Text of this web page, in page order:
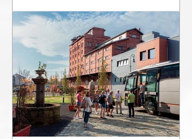
Atmosphäre und einen starken Rahmen.
Auf den ersten Blick werden solche
Formate oft alle einfach "Event"
genannt. In der Praxis gibt es aber
deutliche Unterschiede. Genau deshalb
lohnt sich die Frage: Wann passt ein